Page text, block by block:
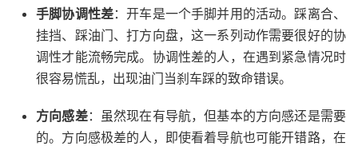
手脚协调性差：开车是一个手脚并用的活动。踩离合、
挂挡、踩油门、打方向盘，这一系列动作需要很好的协
调性才能流畅完成。协调性差的人，在遇到紧急情况时
很容易慌乱，出现油门当刹车踩的致命错误。
方向感差：虽然现在有导航，但基本的方向感还是需要
的。方向感极差的人，即使看着导航也可能开错路，在